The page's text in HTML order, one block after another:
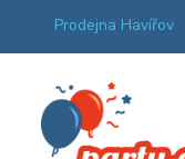
Prodejna Havířov